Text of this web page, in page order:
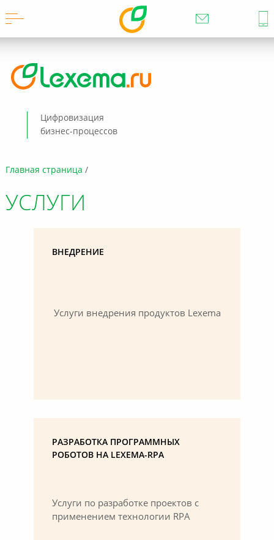
Главная страница
УСЛУГИ
ВНЕДРЕНИЕ
Услуги внедрения продуктов Lexema
РАЗРАБОТКА ПРОГРАММНЫХ
РОБОТОВ НА LEXEMA-RPA
Услуги по разработке проектов с
применением технологии RPA
Цифровизация
бизнес-процессов